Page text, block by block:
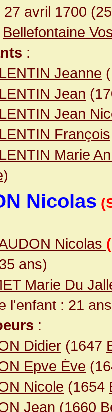
27 avril 1700
Bellefontaine
:
Jeanne
Jean
Jean
François
Marie
)
Nicolas
Nicolas
ans)
Marie Du
l'enfant : 21
:
Didier (1647
Epve Ève
Nicole (1654
Jean (1660